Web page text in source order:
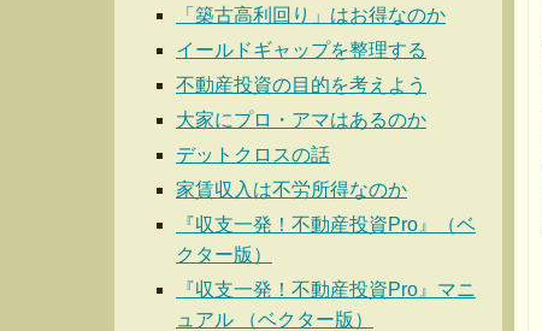
「築古高利回り」はお得なのか
イールドギャップを整理する
不動産投資の目的を考えよう
大家にプロ・アマはあるのか
デットクロスの話
家賃収入は不労所得なのか
『収支一発！不動産投資Pro』（ベ
クター版）
『収支一発！不動産投資Pro』マニ
ュアル （ベクター版）